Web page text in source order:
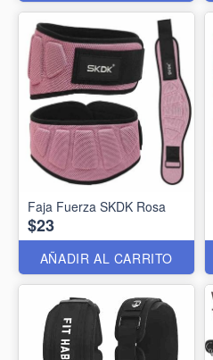
Faja Fuerza SKDK Rosa
$23
AÑADIR AL CARRITO